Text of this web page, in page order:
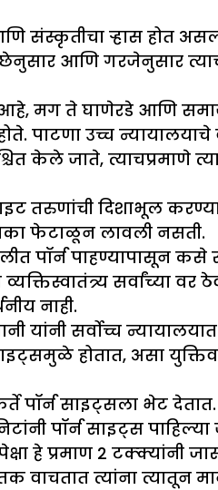
ऱ्हास होत
आणि गरजेनुसार
आहे, मग ते घाणेरडे आणि
पाटणा उच्च
केले जाते,
तरुणांची दिशाभूल
फेटाळून लावली नसती.
पॉर्न पाहण्यापासून
सर्वांच्या
नाही.
सर्वोच्च
होतात, असा
साइट्सला भेट
पॉर्न साइट्स
हे प्रमाण 2 टक्क्यांनी
वाचतात त्यांना